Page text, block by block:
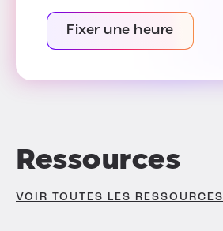
Fixer une heure
Ressources
VOIR TOUTES LES RESSOURCES